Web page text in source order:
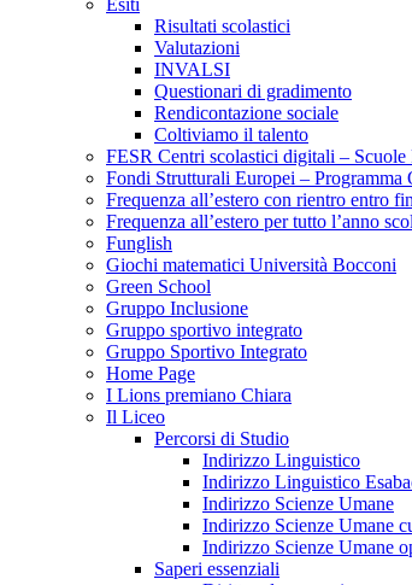
Risultati scolastici
Valutazioni
INVALSI
Questionari di gradimento
Rendicontazione sociale
Coltiviamo il talento
FESR Centri scolastici digitali – Scuole
Fondi Strutturali Europei – Programma
Frequenza all’estero con rientro entro
Frequenza all’estero per tutto l’anno
Funglish
Giochi matematici Università Bocconi
Green School
Gruppo Inclusione
Gruppo sportivo integrato
Gruppo Sportivo Integrato
Home Page
I Lions premiano Chiara
Il Liceo
Percorsi di Studio
Indirizzo Linguistico
Indirizzo Linguistico
Indirizzo Scienze Umane
Indirizzo Scienze Umane
Indirizzo Scienze Umane
Saperi essenziali